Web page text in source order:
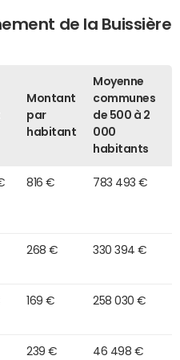
de la Buissière
Montant
par
habitant
Moyenne
communes
de 500 à 2
000
habitants
816 € 783 493 €
268 € 330 394 €
169 € 258 030 €
239 € 46 498 €